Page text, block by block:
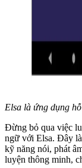
Elsa là ứng dụng
Đừng bỏ qua việc
ngữ với Elsa. Đây
kỹ năng nói, phát
luyện thông minh,